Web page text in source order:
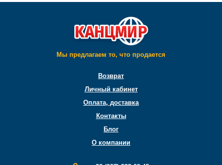
Мы предлагаем то, что продается
Возврат
Личный кабинет
Оплата, доставка
Контакты
Блог
О компании